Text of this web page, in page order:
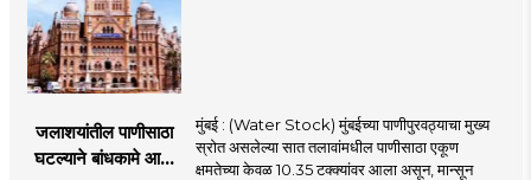
जलाशयांतील पाणीसाठा
घटल्याने बांधकामे आणि
मुंबई : (Water Stock) मुंबईच्या पाणीपुरवठ्याचा मुख्य
स्रोत असलेल्या सात तलावांमधील पाणीसाठा एकूण
क्षमतेच्या केवळ 10.35 टक्क्यांवर आला असून, मान्सून